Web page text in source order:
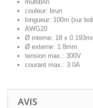
multibrin
couleur: brun
longueur: 100m (sur
AWG20
Ø interne: 18 x
Ø externe: 1.8mm
tension max.: 300V
courant max.: 3.0A
AVIS